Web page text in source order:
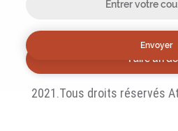
Faire un
2021.Tous droits réservés
Envoyer